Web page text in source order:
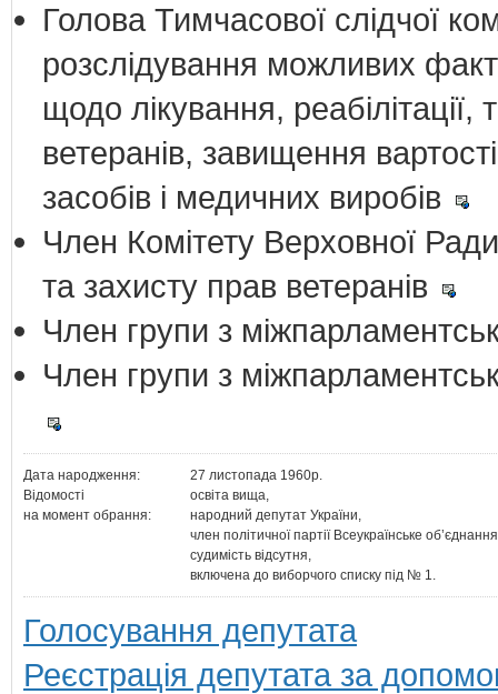
Голова Тимчасової слідчої
розслідування можливих
щодо лікування, реабілітації,
ветеранів, завищення
засобів і медичних виробів
Член Комітету Верховної
та захисту прав ветеранів
Член групи з
Член групи з
Дата народження:
27 листопада 1960р.
Відомості
на момент обрання:
освіта вища,
народний депутат України,
член політичної партії Всеукраїнське
судимість відсутня,
включена до виборчого списку під № 1.
Голосування депутата
Реєстрація депутата за